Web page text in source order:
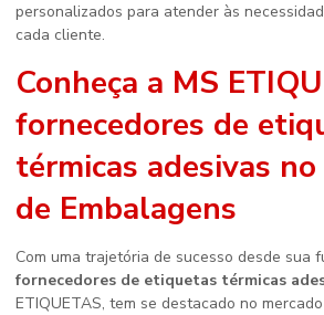
personalizados para atender às
cada cliente.
Conheça a MS
fornecedores de
térmicas adesivas
de Embalagens
Com uma trajetória de sucesso desde sua
fornecedores de etiquetas térmicas
ETIQUETAS, tem se destacado no